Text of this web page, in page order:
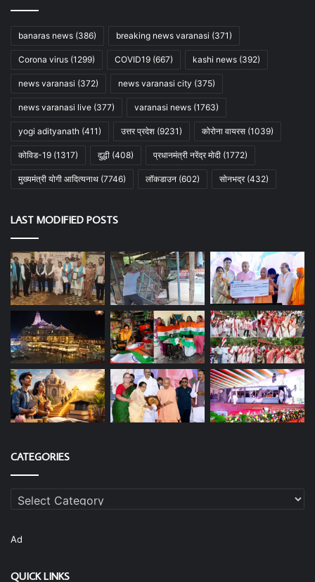
banaras news (386) breaking news varanasi (371)
Corona virus (1299) COVID19 (667) kashi news (392)
news varanasi (372) news varanasi city (375)
news varanasi live (377) varanasi news (1763)
yogi adityanath (411) उत्तर प्रदेश (9231) कोरोना वायरस (1039)
कोविड-19 (1317) दुद्धी (408) प्रधानमंत्री नरेंद्र मोदी (1772)
मुख्यमंत्री योगी आदित्यनाथ (7746) लॉकडाउन (602) सोनभद्र(432)
LAST MODIFIED POSTS
CATEGORIES
Categories
Ad
QUICK LINKS